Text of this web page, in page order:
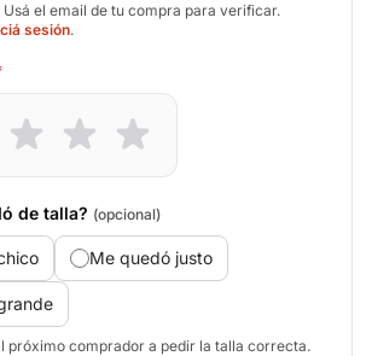
Usá el email de tu compra para verificar.
sesión.
de talla? (opcional)
Me quedó justo
próximo comprador a pedir la talla correcta.